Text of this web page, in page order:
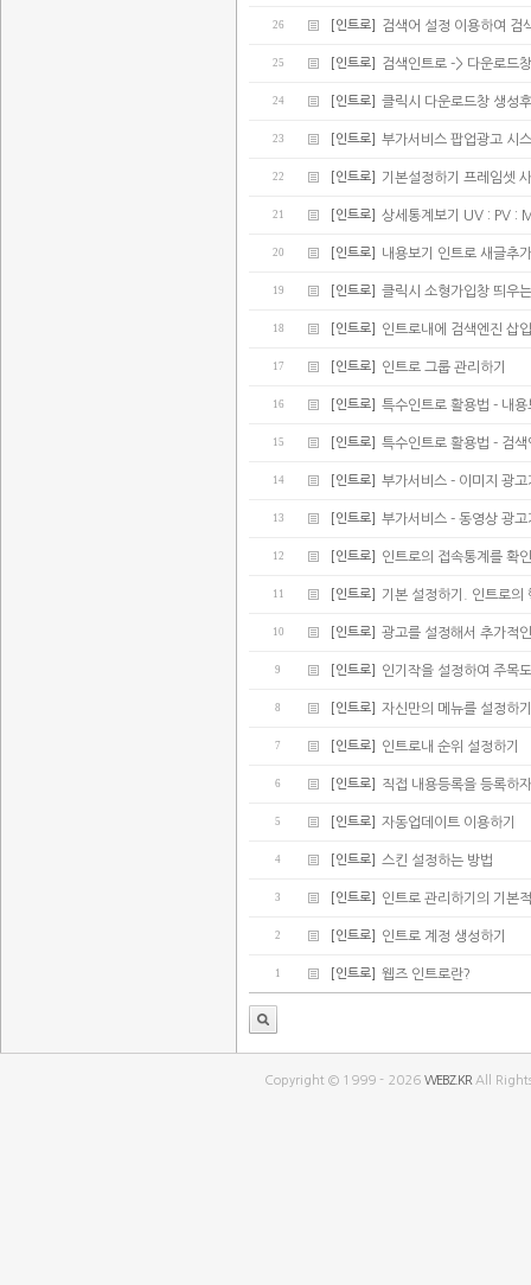
26 [인트로] 검색어 설정 이용하여 검
25 [인트로] 검색인트로 -> 다운로드
24 [인트로] 클릭시 다운로드창 생성
23 [인트로] 부가서비스 팝업광고 시
22 [인트로] 기본설정하기 프레임셋
21 [인트로] 상세통계보기 UV : PV :
20 [인트로] 내용보기 인트로 새글추
19 [인트로] 클릭시 소형가입창 띄우
18 [인트로] 인트로내에 검색엔진 삽
17 [인트로] 인트로 그룹 관리하기
16 [인트로] 특수인트로 활용법 - 내
15 [인트로] 특수인트로 활용법 - 검
14 [인트로] 부가서비스 - 이미지 광고
13 [인트로] 부가서비스 - 동영상 광고
12 [인트로] 인트로의 접속통계를 확
11 [인트로] 기본 설정하기. 인트로의
10 [인트로] 광고를 설정해서 추가적
9 [인트로] 인기작을 설정하여 주목
8 [인트로] 자신만의 메뉴를 설정하기
7 [인트로] 인트로내 순위 설정하기
6 [인트로] 직접 내용등록을 등록하자
5 [인트로] 자동업데이트 이용하기
4 [인트로] 스킨 설정하는 방법
3 [인트로] 인트로 관리하기의 기본
2 [인트로] 인트로 계정 생성하기
1 [인트로] 웹즈 인트로란?
Copyright © 1999 - 2026WEBZ.KR All